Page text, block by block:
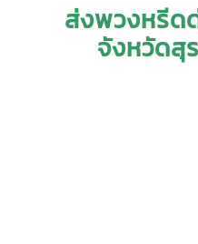
ส่งพวงหรีด
จังหวัดสุ